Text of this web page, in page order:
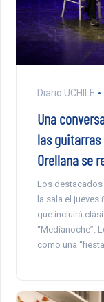
Diario UCHILE
Una
las guitarras
Orellana se
Los destacados
la sala el
que incluirá
“Medianoche”.
como una